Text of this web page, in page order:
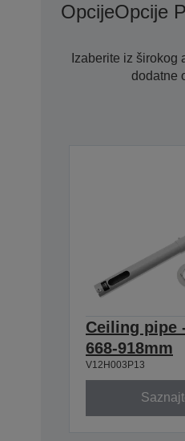
OpcijeOpcije
Izaberite iz širokog
dodatne
Ceiling pipe
668-918mm
V12H003P13